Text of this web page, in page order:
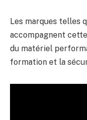
Les marques telles
accompagnent
du matériel
formation et la